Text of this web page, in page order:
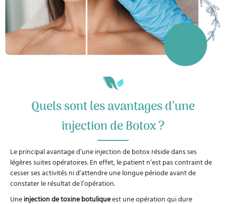
Quels sont les avantages d’une
injection de Botox ?
Le principal avantage d’une injection de botox réside dans ses
légères suites opératoires. En effet, le patient n’est pas contraint de
cesser ses activités ni d’attendre une longue période avant de
constater le résultat de l’opération.
Uneinjection de toxine botuliqueest une opération qui dure